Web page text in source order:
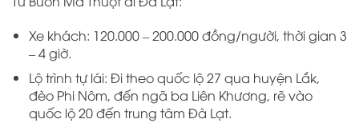
Xe khách: 120.000 – 200.000 đồng/người, thời gian 3
– 4 giờ.
Lộ trình tự lái: Đi theo quốc lộ 27 qua huyện Lắk,
đèo Phi Nôm, đến ngã ba Liên Khương, rẽ vào
quốc lộ 20 đến trung tâm Đà Lạt.